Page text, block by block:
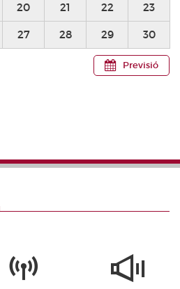
Previsió
20 21 22 23
27 28 29 30